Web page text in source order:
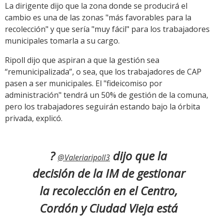
La dirigente dijo que la zona donde se producirá el
cambio es una de las zonas "más favorables para la
recolección" y que sería "muy fácil" para los trabajadores
municipales tomarla a su cargo.
Ripoll dijo que aspiran a que la gestión sea
“remunicipalizada”, o sea, que los trabajadores de CAP
pasen a ser municipales. El "fideicomiso por
administración" tendrá un 50% de gestión de la comuna,
pero los trabajadores seguirán estando bajo la órbita
privada, explicó.
?@Valeriaripoll3 dijo que la
decisión de la IM de gestionar
la recolección en el Centro,
Cordón y Ciudad Vieja está